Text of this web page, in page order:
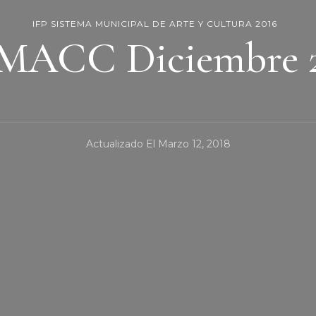
IFP SISTEMA MUNICIPAL DE ARTE Y CULTURA 2016
Diciembre
Actualizado El Marzo 12, 2018